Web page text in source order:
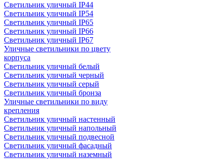
Светильник уличный IP44
Светильник уличный IP54
Светильник уличный IP65
Светильник уличный IP66
Светильник уличный IP67
Уличные светильники по цвету
корпуса
Светильник уличный белый
Светильник уличный черный
Светильник уличный серый
Светильник уличный бронза
Уличные светильники по виду
крепления
Светильник уличный настенный
Светильник уличный напольный
Светильник уличный подвесной
Светильник уличный фасадный
Светильник уличный наземный